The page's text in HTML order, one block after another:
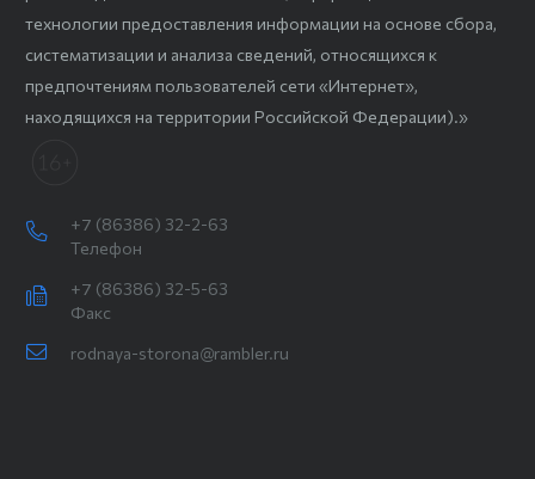
технологии предоставления информации на основе сбора,
систематизации и анализа сведений, относящихся к
предпочтениям пользователей сети «Интернет»,
находящихся на территории Российской Федерации).»
+7 (86386) 32-2-63
Телефон
+7 (86386) 32-5-63
Факс
rodnaya-storona@rambler.ru